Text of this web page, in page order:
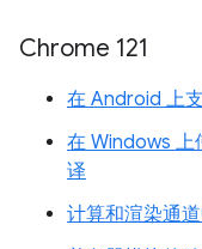
Chrome 121
在 Android 上
在 Windows 上
译
计算和渲染通